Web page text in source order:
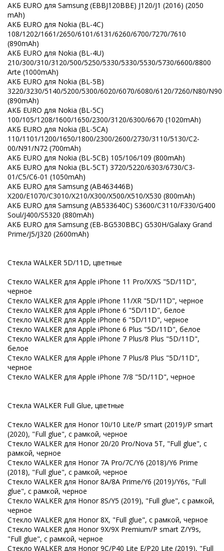
АКБ EURO для Samsung (EBBJ120BBE) J120/J1 (2016) (2050
mAh)
АКБ EURO для Nokia (BL-4C)
108/1202/1661/2650/6101/6131/6260/6700/7270/7610
(890mAh)
АКБ EURO для Nokia (BL-4U)
210/300/310/3120/500/5250/5330/5330/5530/5730/6600/8800
Arte (1000mAh)
АКБ EURO для Nokia (BL-5B)
3220/3230/5140/5200/5300/6020/6070/6080/6120/7260/N80/N90
(890mAh)
АКБ EURO для Nokia (BL-5C)
100/105/1208/1600/1650/2300/3120/6300/6670 (1020mAh)
АКБ EURO для Nokia (BL-5CA)
110/1101/1200/1650/1800/2300/2600/2730/3110/5130/C2-
00/N91/N72 (700mAh)
АКБ EURO для Nokia (BL-5CB) 105/106/109 (800mAh)
АКБ EURO для Nokia (BL-5CT) 3720/5220/6303/6730/C3-
01/C5/C6-01 (1050mAh)
АКБ EURO для Samsung (AB463446B)
X200/E1070/C3010/X210/X300/X500/X510/X530 (800mAh)
АКБ EURO для Samsung (AB533640C) S3600/C3110/F330/G400
Soul/J400/S5320 (880mAh)
АКБ EURO для Samsung (EB-BG530BBC) G530H/Galaxy Grand
Prime/J5/J320 (2600mAh)
Стекла WALKER 5D/11D, цветные
Стекло WALKER для Apple iPhone 11 Pro/X/XS "5D/11D",
черное
Стекло WALKER для Apple iPhone 11/XR "5D/11D", черное
Стекло WALKER для Apple iPhone 6 "5D/11D", белое
Стекло WALKER для Apple iPhone 6 "5D/11D", черное
Стекло WALKER для Apple iPhone 6 Plus "5D/11D", белое
Стекло WALKER для Apple iPhone 7 Plus/8 Plus "5D/11D",
белое
Стекло WALKER для Apple iPhone 7 Plus/8 Plus "5D/11D",
черное
Стекло WALKER для Apple iPhone 7/8 "5D/11D", черное
Стекла WALKER Full Glue, цветные
Стекло WALKER для Honor 10i/10 Lite/P smart (2019)/P smart
(2020), "Full glue", с рамкой, черное
Стекло WALKER для Honor 20/20 Pro/Nova 5T, "Full glue", с
рамкой, черное
Стекло WALKER для Honor 7A Pro/7C/Y6 (2018)/Y6 Prime
(2018), "Full glue", с рамкой, черное
Стекло WALKER для Honor 8A/8A Prime/Y6 (2019)/Y6s, "Full
glue", с рамкой, черное
Стекло WALKER для Honor 8S/Y5 (2019), "Full glue", с рамкой,
черное
Стекло WALKER для Honor 8X, "Full glue", с рамкой, черное
Стекло WALKER для Honor 9X/9X Premium/P smart Z/Y9s,
"Full glue", с рамкой, черное
Стекло WALKER для Honor 9С/P40 Lite E/P20 Lite (2019), "Full